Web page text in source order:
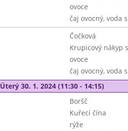
ovoce
čaj ovocný, voda
Čočková
Krupicový nákyp
ovoce
čaj ovocný, voda
Úterý 30. 1. 2024 (11:30 - 14:15)
Boršč
Kuřecí čína
rýže